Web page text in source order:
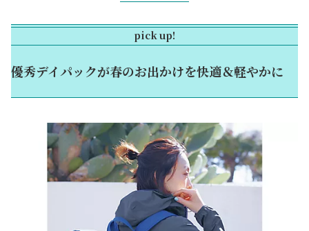
pick up!
優秀デイパックが春のお出かけを快適＆軽やかに